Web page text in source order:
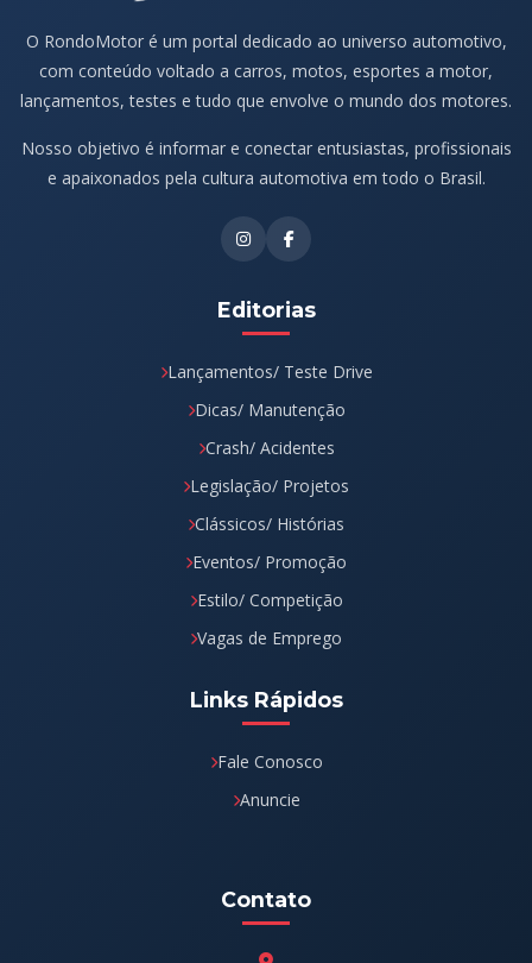
O RondoMotor é um portal dedicado ao universo automotivo,
com conteúdo voltado a carros, motos, esportes a motor,
lançamentos, testes e tudo que envolve o mundo dos motores.
Nosso objetivo é informar e conectar entusiastas, profissionais
e apaixonados pela cultura automotiva em todo o Brasil.
Editorias
Lançamentos/ Teste Drive
Dicas/ Manutenção
Crash/ Acidentes
Legislação/ Projetos
Clássicos/ Histórias
Eventos/ Promoção
Estilo/ Competição
Vagas de Emprego
Links Rápidos
Fale Conosco
Anuncie
Contato